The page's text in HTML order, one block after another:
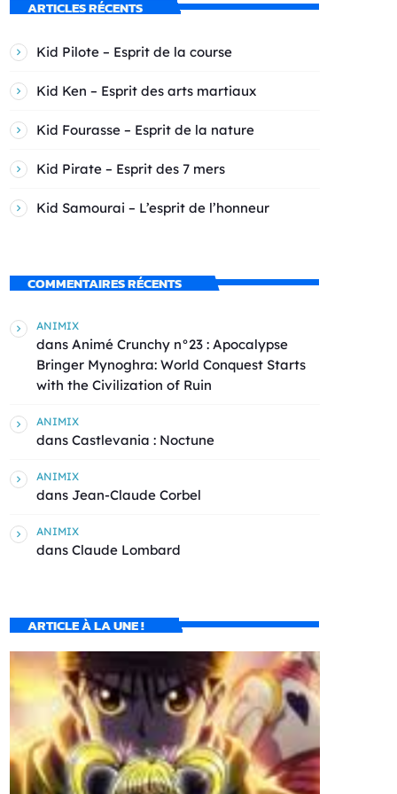
ARTICLES RÉCENTS
Kid Pilote – Esprit de la course
Kid Ken – Esprit des arts martiaux
Kid Fourasse – Esprit de la nature
Kid Pirate – Esprit des 7 mers
Kid Samourai – L’esprit de l’honneur
COMMENTAIRES RÉCENTS
ANIMIX
dans Animé Crunchy n°23 : Apocalypse
Bringer Mynoghra: World Conquest Starts
with the Civilization of Ruin
ANIMIX
dans Castlevania : Noctune
ANIMIX
dans Jean-Claude Corbel
ANIMIX
dans Claude Lombard
ARTICLE À LA UNE !